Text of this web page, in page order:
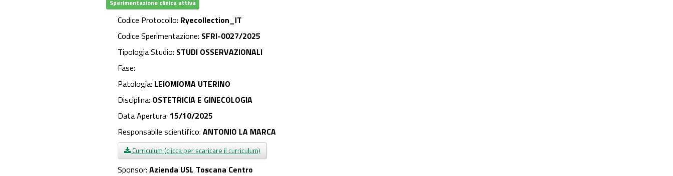
Sperimentazione clinica attiva
Codice Protocollo: Ryecollection_IT
Codice Sperimentazione: SFRI-0027/2025
Tipologia Studio: STUDI OSSERVAZIONALI
Fase:
Patologia: LEIOMIOMA UTERINO
Disciplina: OSTETRICIA E GINECOLOGIA
Data Apertura: 15/10/2025
Responsabile scientifico: ANTONIO LA MARCA
Curriculum (clicca per scaricare il curriculum)
Sponsor: Azienda USL Toscana Centro